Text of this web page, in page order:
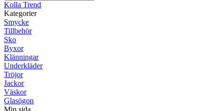
Kolla Trend
Kategorier
Smycke
Tillbehör
Sko
Byxor
Klänningar
Underkläder
Tröjor
Jackor
Väskor
Glasögon
Min sida